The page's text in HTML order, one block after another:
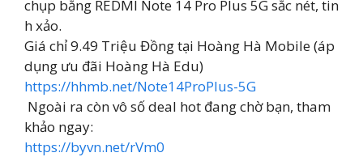
chụp bằng REDMI Note 14 Pro Plus 5G sắc nét, tin
h xảo.
Giá chỉ 9.49 Triệu Đồng tại Hoàng Hà Mobile (áp
dụng ưu đãi Hoàng Hà Edu)
https://hhmb.net/Note14ProPlus-5G
Ngoài ra còn vô số deal hot đang chờ bạn, tham
khảo ngay:
https://byvn.net/rVm0